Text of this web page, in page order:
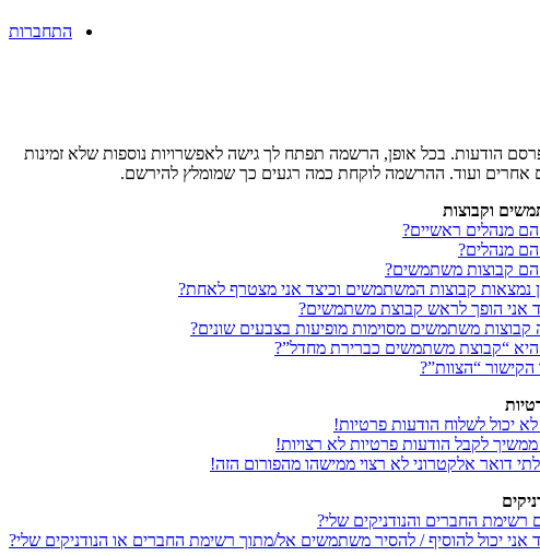
התחברות
וקבוצות
מנהלים ראשיים?
מנהלים?
קבוצות משתמשים?
נמצאות קבוצות המשתמשים וכיצד אני מצטרף לאחת?
אני הופך לראש קבוצת משתמשים?
קבוצות משתמשים מסוימות מופיעות בצבעים שונים?
“קבוצת משתמשים כברירת מחדל”?
הקישור “הצוות”?
לא יכול לשלוח הודעות פרטיות!
ממשיך לקבל הודעות פרטיות לא רצויות!
דואר אלקטרוני לא רצוי ממישהו מהפורום הזה!
רשימת החברים והנודניקים שלי?
אני יכול להוסיף / להסיר משתמשים אל/מתוך רשימת החברים או הנודניקים שלי?
הודעות. בכל אופן, הרשמה תפתח לך גישה לאפשרויות נוספות שלא זמינות
אחרים ועוד. ההרשמה לוקחת כמה רגעים כך שמומלץ להירשם.